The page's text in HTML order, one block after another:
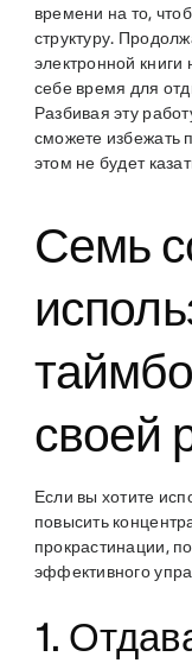
времени на то,
структуру.
электронной
себе время для
Разбивая эту
сможете избежать
этом не будет
Семь
своей
Если вы хотите
повысить
прокрастинации,
эффективного
1.